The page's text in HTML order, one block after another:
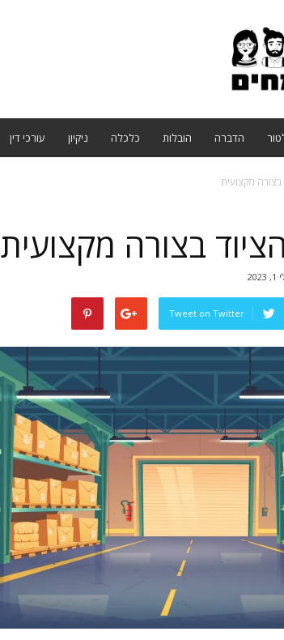
הדברה הובלות כלכלה ניקיון עורכי דין
מקצועית
בצורה מקצועית
Tweet on Twitter